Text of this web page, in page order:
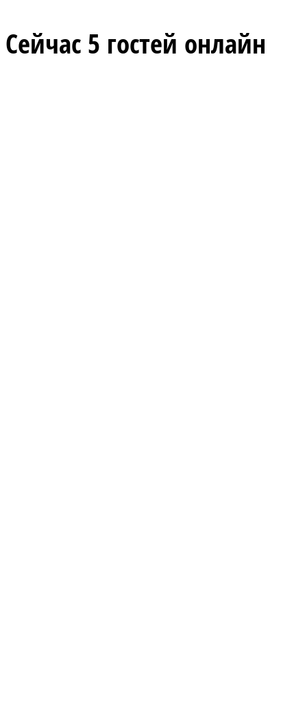
Сейчас 5 гостей онлайн